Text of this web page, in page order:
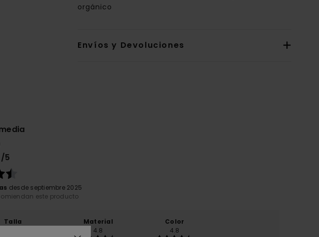
orgánico
Envíos y Devoluciones
/5
desde septiembre 2025
este producto
Talla
Material
4.8
Color
4.8